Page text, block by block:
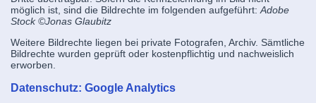
möglich ist, sind die Bildrechte im folgenden aufgeführt: Adobe
Stock©Jonas Glaubitz
Weitere Bildrechte liegen bei private Fotografen, Archiv. Sämtliche
Bildrechte wurden geprüft oder kostenpflichtig und nachweislich
erworben.
Datenschutz: Google Analytics